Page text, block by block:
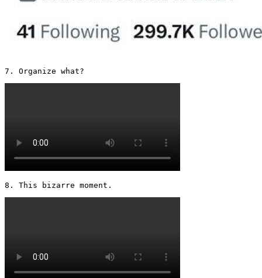
7. Organize what?
8. This bizarre moment.